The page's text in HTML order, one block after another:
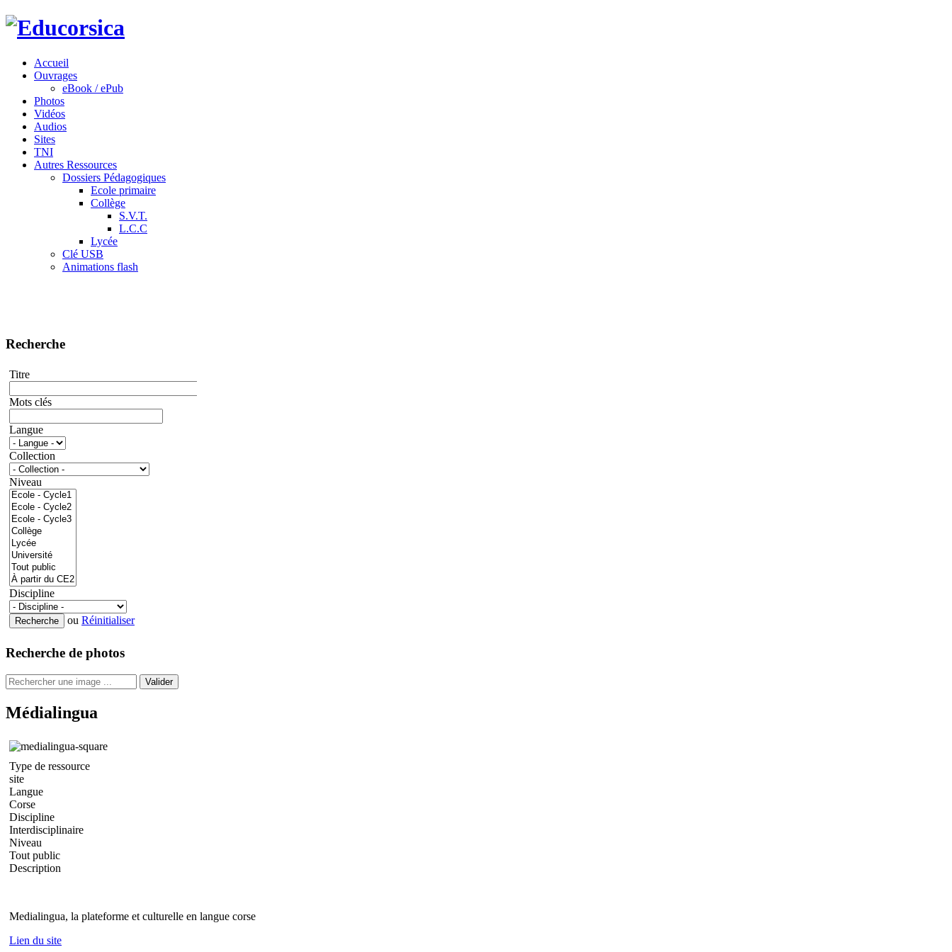
Accueil
Ouvrages
eBook / ePub
Photos
Vidéos
Audios
Sites
TNI
Autres Ressources
Dossiers Pédagogiques
Ecole primaire
Collège
S.V.T.
L.C.C
Lycée
Clé USB
Animations flash
Recherche
Titre
Mots clés
Langue
Collection
Niveau
Discipline
ou Réinitialiser
Recherche de photos
Valider
Médialingua
Type de ressource
site
Langue
Corse
Discipline
Interdisciplinaire
Niveau
Tout public
Description
Medialingua, la plateforme et culturelle en langue corse
Lien du site